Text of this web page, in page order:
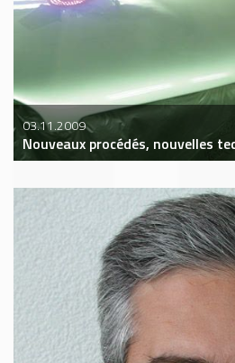
03.11.2009
Nouveaux procédés, nouvelles